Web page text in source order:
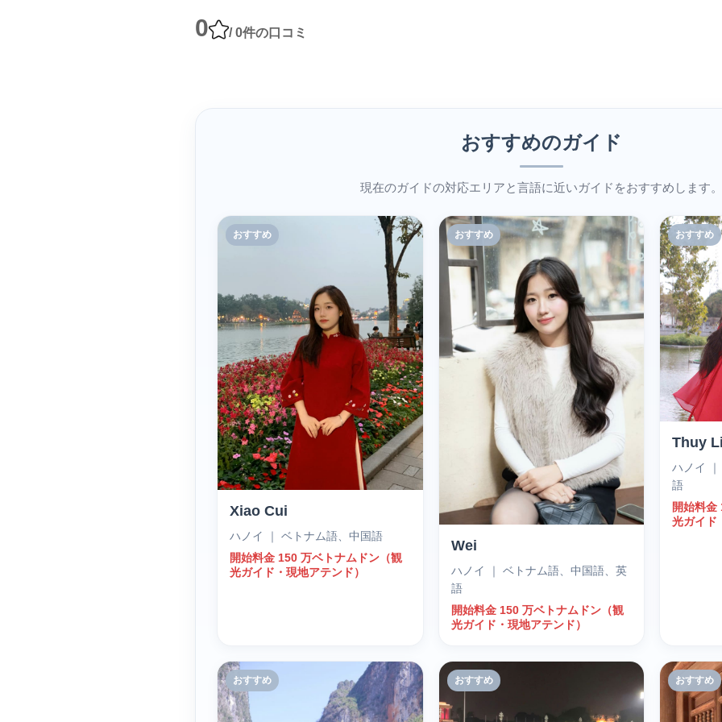
0 / 0件の口コミ
おすすめのガイド
現在のガイドの対応エリアと言語に近いガイドをおすすめします。
おすすめ
Xiao Cui
ハノイ ｜ ベトナム語、中国語
開始料金 150 万ベトナムドン（観
光ガイド・現地アテンド）
おすすめ
Wei
ハノイ ｜ ベトナム語、中国語、英
語
開始料金 150 万ベトナムドン（観
光ガイド・現地アテンド）
おすすめ
Thuy
ハノイ
語
開始料金
光ガイド
おすすめ おすすめ おすすめ